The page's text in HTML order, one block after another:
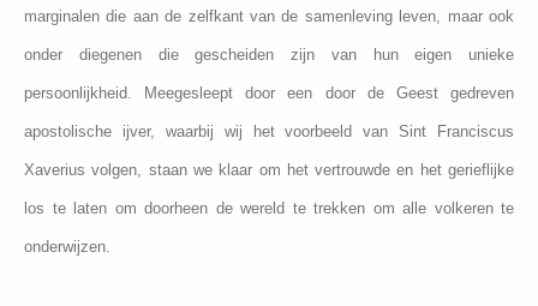
marginalen die aan de zelfkant van de samenleving leven, maar ook
onder diegenen die gescheiden zijn van hun eigen unieke
persoonlijkheid. Meegesleept door een door de Geest gedreven
apostolische ijver, waarbij wij het voorbeeld van Sint Franciscus
Xaverius volgen, staan we klaar om het vertrouwde en het gerieflijke
los te laten om doorheen de wereld te trekken om alle volkeren te
onderwijzen.